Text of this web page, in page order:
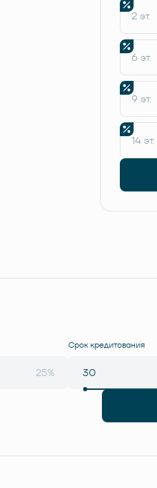
2 эт.
6 эт.
9 эт.
14 эт.
25%
Срок кредитования